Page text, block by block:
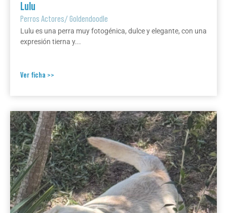
Lulu
Perros Actores/Goldendoodle
Lulu es una perra muy fotogénica, dulce y elegante, con una
expresión tierna y...
Ver ficha >>